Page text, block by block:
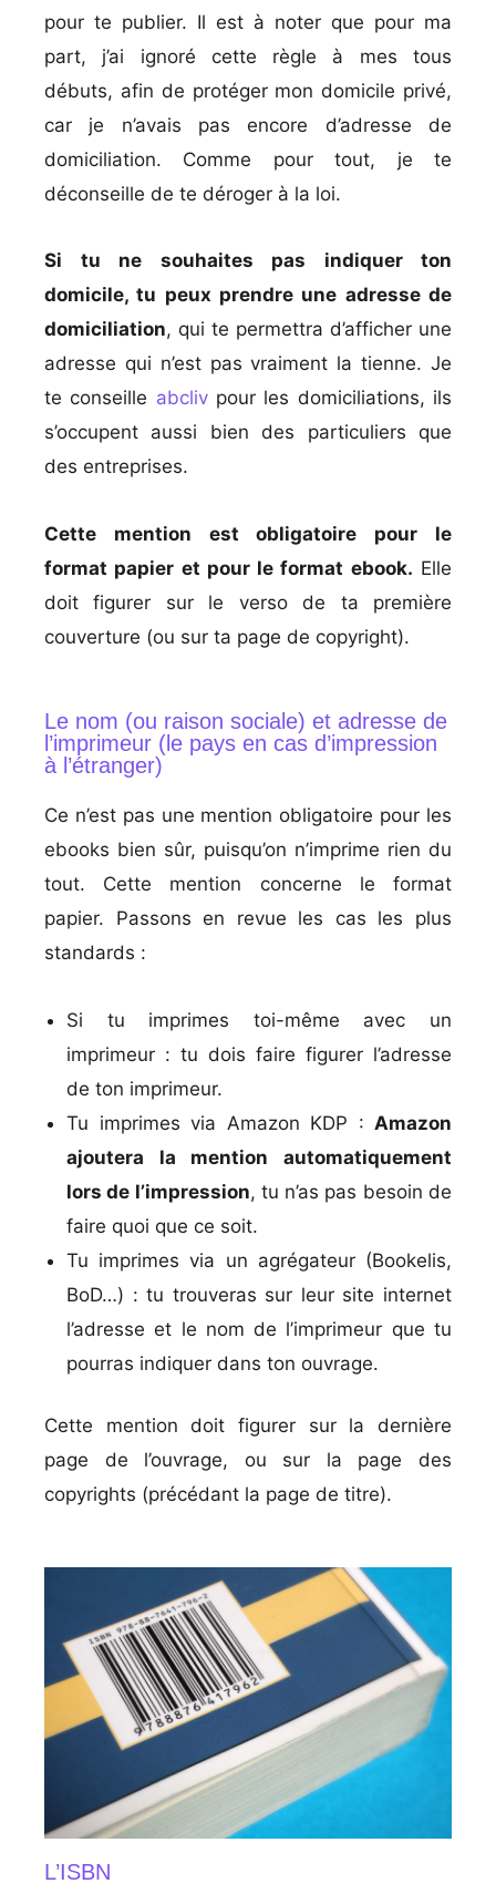
pour te publier. Il est à noter que pour ma
part, j’ai ignoré cette règle à mes tous
débuts, afin de protéger mon domicile privé,
car je n’avais pas encore d’adresse de
domiciliation. Comme pour tout, je te
déconseille de te déroger à la loi.
Si tu ne souhaites pas indiquer ton
domicile, tu peux prendre une adresse de
domiciliation, qui te permettra d’afficher une
adresse qui n’est pas vraiment la tienne. Je
te conseille abcliv pour les domiciliations, ils
s’occupent aussi bien des particuliers que
des entreprises.
Cette mention est obligatoire pour le
format papier et pour le format ebook. Elle
doit figurer sur le verso de ta première
couverture (ou sur ta page de copyright).
Le nom (ou raison sociale) et adresse de
l’imprimeur (le pays en cas d’impression
à l’étranger)
Ce n’est pas une mention obligatoire pour les
ebooks bien sûr, puisqu’on n’imprime rien du
tout. Cette mention concerne le format
papier. Passons en revue les cas les plus
standards :
Si tu imprimes toi-même avec un
imprimeur : tu dois faire figurer l’adresse
de ton imprimeur.
Tu imprimes via Amazon KDP : Amazon
ajoutera la mention automatiquement
lors de l’impression, tu n’as pas besoin de
faire quoi que ce soit.
Tu imprimes via un agrégateur (Bookelis,
BoD…) : tu trouveras sur leur site internet
l’adresse et le nom de l’imprimeur que tu
pourras indiquer dans ton ouvrage.
Cette mention doit figurer sur la dernière
page de l’ouvrage, ou sur la page des
copyrights (précédant la page de titre).
L’ISBN